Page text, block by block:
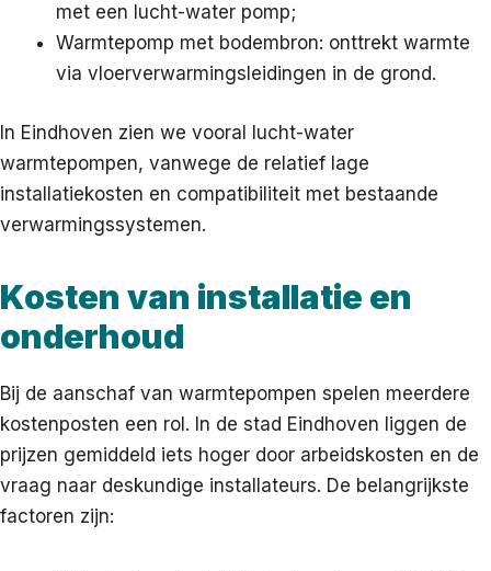
met een lucht-water pomp;
Warmtepomp met bodembron: onttrekt warmte
via vloerverwarmingsleidingen in de grond.
In Eindhoven zien we vooral lucht-water
warmtepompen, vanwege de relatief lage
installatiekosten en compatibiliteit met bestaande
verwarmingssystemen.
Kosten van installatie en
onderhoud
Bij de aanschaf van warmtepompen spelen meerdere
kostenposten een rol. In de stad Eindhoven liggen de
prijzen gemiddeld iets hoger door arbeidskosten en de
vraag naar deskundige installateurs. De belangrijkste
factoren zijn: